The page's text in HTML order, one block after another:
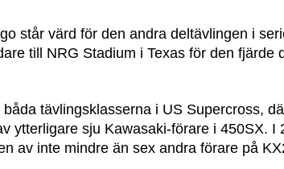
står värd för den andra deltävlingen i
till NRG Stadium i Texas för den fjärde
tävlingsklasserna i US Supercross,
ytterligare sju Kawasaki-förare i 450SX. I
av inte mindre än sex andra förare på